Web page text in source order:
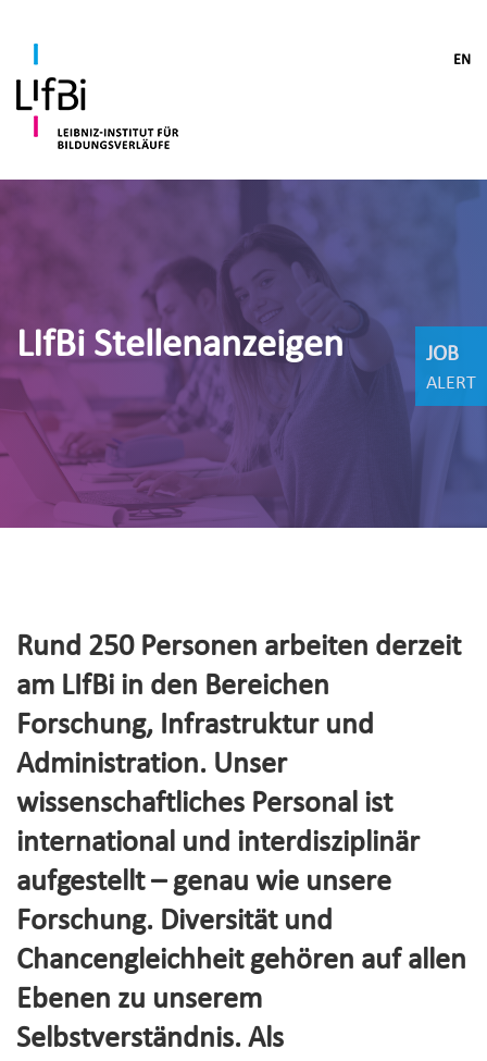
EN
LIfBi Stellenanzeigen
Rund 250 Personen arbeiten derzeit
am LIfBi in den Bereichen
Forschung, Infrastruktur und
Administration. Unser
wissenschaftliches Personal ist
international und interdisziplinär
aufgestellt – genau wie unsere
Forschung. Diversität und
Chancengleichheit gehören auf allen
Ebenen zu unserem
Selbstverständnis. Als
JOB
ALERT